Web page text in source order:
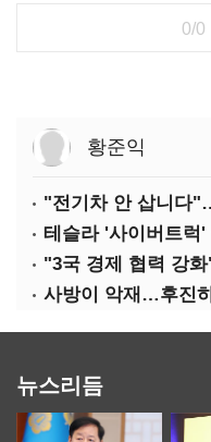
0/0
황준익
"전기차 안 삽니다
테슬라 '사이버트럭'
사방이 악재…후진
뉴스리듬